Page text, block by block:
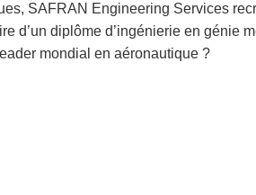
SAFRAN Engineering Services
d’un diplôme d’ingénierie en génie
mondial en aéronautique ?